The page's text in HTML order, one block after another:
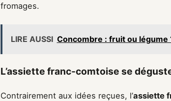
fromages.
LIRE AUSSI Concombre : fruit ou
L’assiette franc-comtoise se
Contrairement aux idées reçues, l’assiette